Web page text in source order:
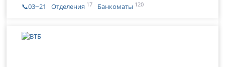
📞03‒21 Отделения 17 Банкоматы 120